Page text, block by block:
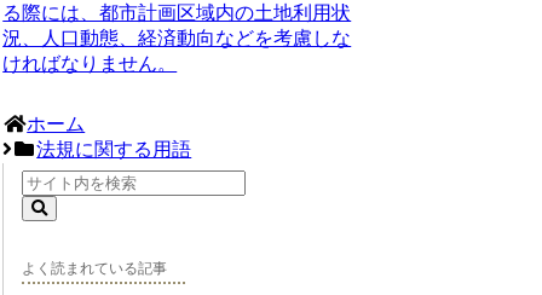
る際には、都市計画区域内の土地利用状
況、人口動態、経済動向などを考慮しな
ければなりません。
ホーム
法規に関する用語
よく読まれている記事